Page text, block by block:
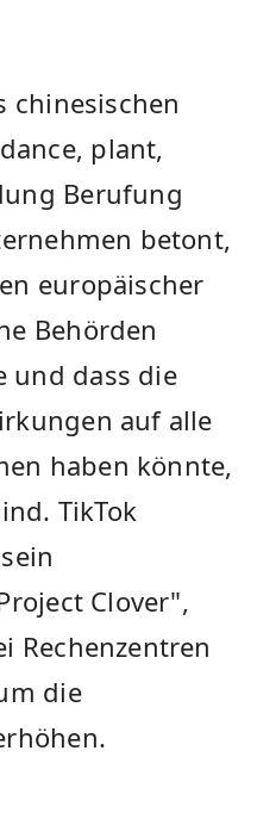
​chinesischen
plant,
Berufung
betont,
europäischer
Behörden
und dass die
auf alle
haben könnte,
TikTok
Clover",⁣
Rechenzentren
die